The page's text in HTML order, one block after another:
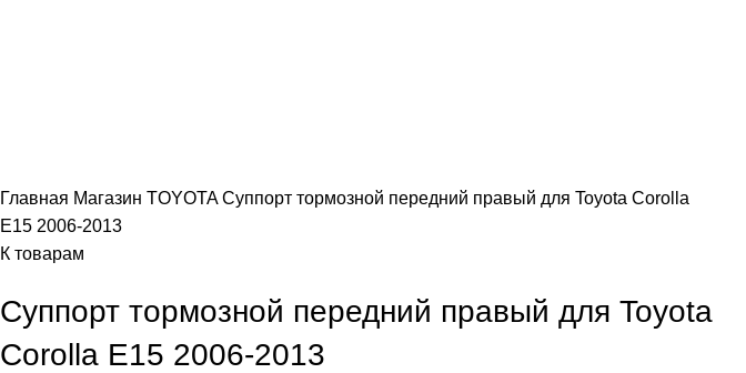
Главная Магазин TOYOTAСуппорт тормозной передний правый для Toyota Corolla
E15 2006-2013
К товарам
Суппорт тормозной передний правый для Toyota
Corolla E15 2006-2013